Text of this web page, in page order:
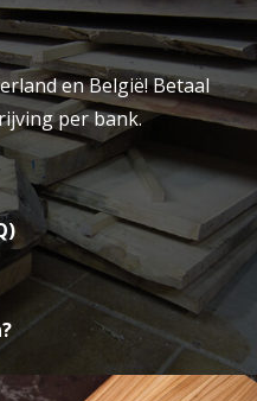
en België! Betaal
per bank.